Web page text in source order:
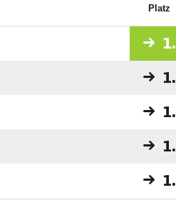
Platz
1.
1.
1.
1.
1.